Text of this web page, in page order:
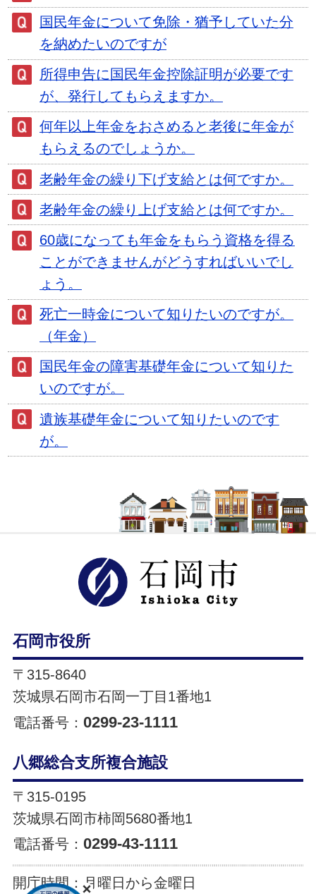
国民年金について免除・猶予していた分
を納めたいのですが
所得申告に国民年金控除証明が必要です
が、発行してもらえますか。
何年以上年金をおさめると老後に年金が
もらえるのでしょうか。
老齢年金の繰り下げ支給とは何ですか。
老齢年金の繰り上げ支給とは何ですか。
60歳になっても年金をもらう資格を得る
ことができませんがどうすればいいでし
ょう。
死亡一時金について知りたいのですが。
（年金）
国民年金の障害基礎年金について知りた
いのですが。
遺族基礎年金について知りたいのです
が。
石岡市役所
〒315-8640
茨城県石岡市石岡一丁目1番地1
電話番号： 0299-23-1111
八郷総合支所複合施設
〒315-0195
茨城県石岡市柿岡5680番地1
電話番号： 0299-43-1111
開庁時間：月曜日から金曜日